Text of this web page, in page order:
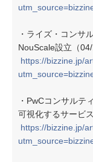
・ライズ・コンサ
NouScale設立（04/
https://bizzine.jp/
・PwCコンサルテ
可視化するサービ
https://bizzine.jp/